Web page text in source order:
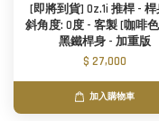
[即將到貨] Oz.1i 推桿 -
斜角度: 0度 - 客製 [咖啡
黑鐵桿身 - 加重版
$ 27,000
加入購物車